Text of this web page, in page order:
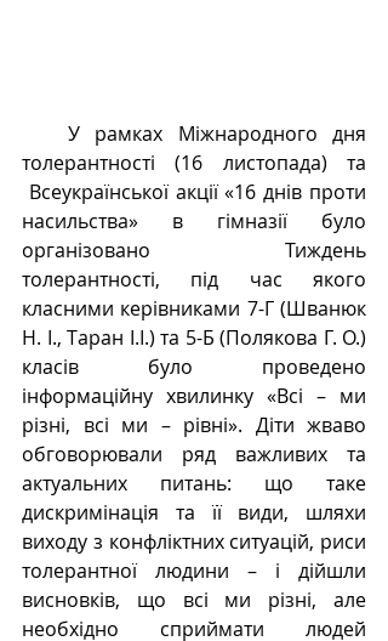
толерантності (16 листопада) та
Всеукраїнської акції «16 днів проти
насильства» в гімназії було
організовано Тиждень
толерантності, під час якого
класними керівниками 7-Г (Шванюк
Н. І., Таран І.І.) та 5-Б (Полякова Г. О.)
класів було проведено
інформаційну хвилинку «Всі – ми
різні, всі ми – рівні». Діти жваво
обговорювали ряд важливих та
актуальних питань: що таке
дискримінація та її види, шляхи
виходу з конфліктних ситуацій, риси
толерантної людини – і дійшли
висновків, що всі ми різні, але
необхідно сприймати людей